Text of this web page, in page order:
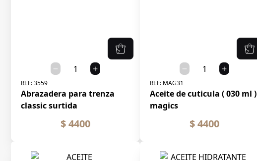
REF:3559
Abrazadera para trenza
classic surtida
$ 4400
REF: MAG31
Aceite de cuticula ( 030 ml )
magics
$ 4400